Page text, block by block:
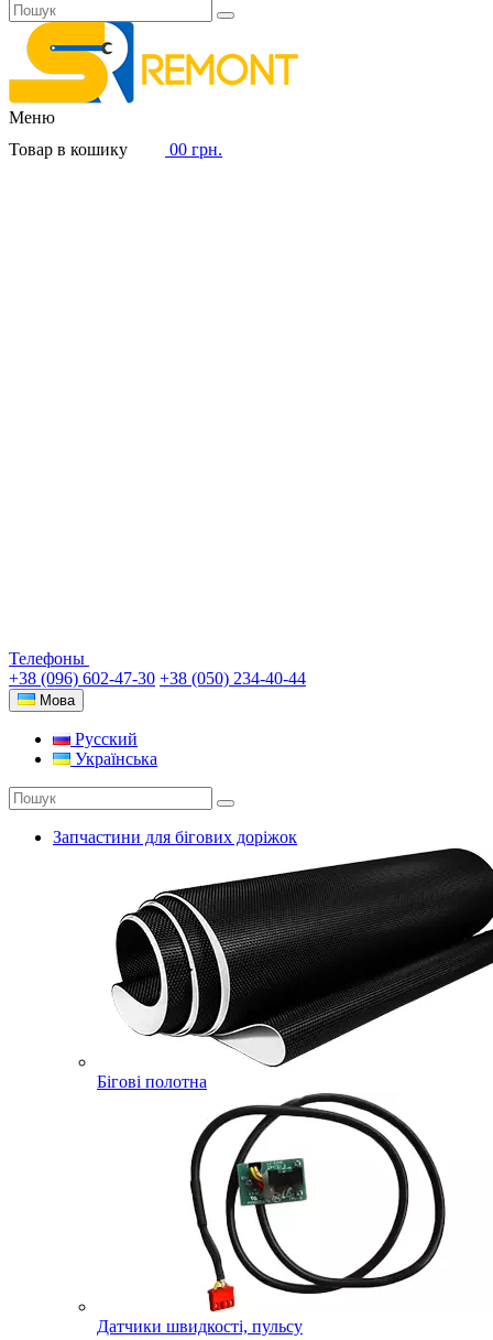
Меню
Товар в кошику
00 грн.
Телефоны
+38 (096) 602-47-30 +38 (050) 234-40-44
Мова
Русский
Українська
Запчастини для бігових доріжок
Бігові полотна
Датчики швидкості, пульсу